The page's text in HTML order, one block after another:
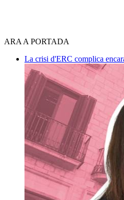
ARA A PORTADA
La crisi d'ERC complica